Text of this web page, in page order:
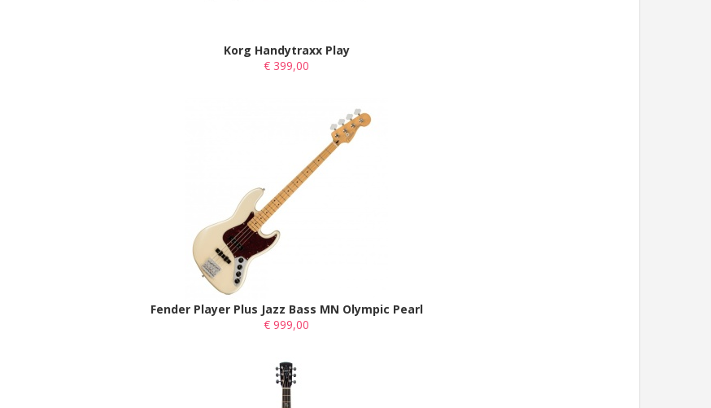
Korg Handytraxx Play
€ 399,00
Fender Player Plus Jazz Bass MN Olympic Pearl
€ 999,00